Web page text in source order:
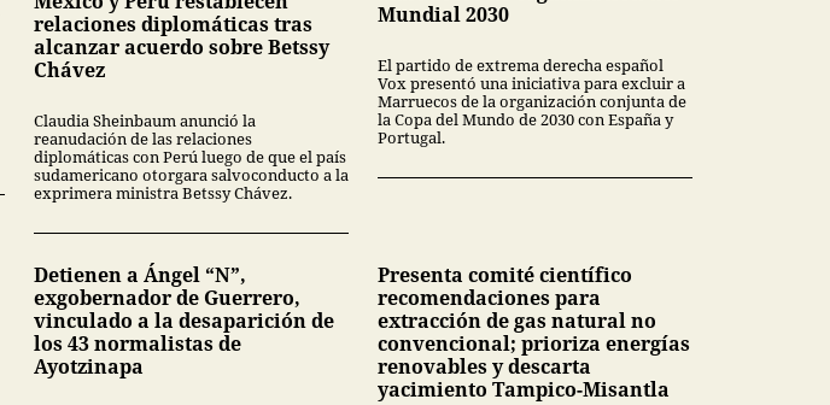
relaciones diplomáticas tras
alcanzar acuerdo sobre Betssy
Chávez
Claudia Sheinbaum anunció la
reanudación de las relaciones
diplomáticas con Perú luego de que el país
sudamericano otorgara salvoconducto a la
exprimera ministra Betssy Chávez.
Mundial 2030
El partido de extrema derecha español
Vox presentó una iniciativa para excluir a
Marruecos de la organización conjunta de
la Copa del Mundo de 2030 con España y
Portugal.
Detienen a Ángel “N”,
exgobernador de Guerrero,
vinculado a la desaparición de
los 43 normalistas de
Ayotzinapa
Presenta comité científico
recomendaciones para
extracción de gas natural no
convencional; prioriza energías
renovables y descarta
yacimiento Tampico-Misantla